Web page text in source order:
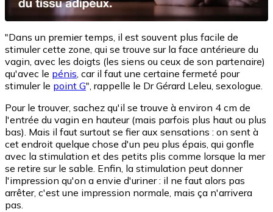
"Dans un premier temps, il est souvent plus facile de
stimuler cette zone, qui se trouve sur la face antérieure du
vagin, avec les doigts (les siens ou ceux de son partenaire)
qu'avec le pénis, car il faut une certaine fermeté pour
stimuler le point G", rappelle le Dr Gérard Leleu, sexologue.
Pour le trouver, sachez qu'il se trouve à environ 4 cm de
l'entrée du vagin en hauteur (mais parfois plus haut ou plus
bas). Mais il faut surtout se fier aux sensations : on sent à
cet endroit quelque chose d'un peu plus épais, qui gonfle
avec la stimulation et des petits plis comme lorsque la mer
se retire sur le sable. Enfin, la stimulation peut donner
l'impression qu'on a envie d'uriner : il ne faut alors pas
arrêter, c'est une impression normale, mais ça n'arrivera
pas.